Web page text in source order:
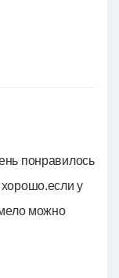
понравилось
у
можно